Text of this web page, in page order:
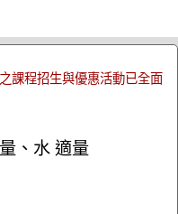
課程招生與優惠活動已全面
、水 適量